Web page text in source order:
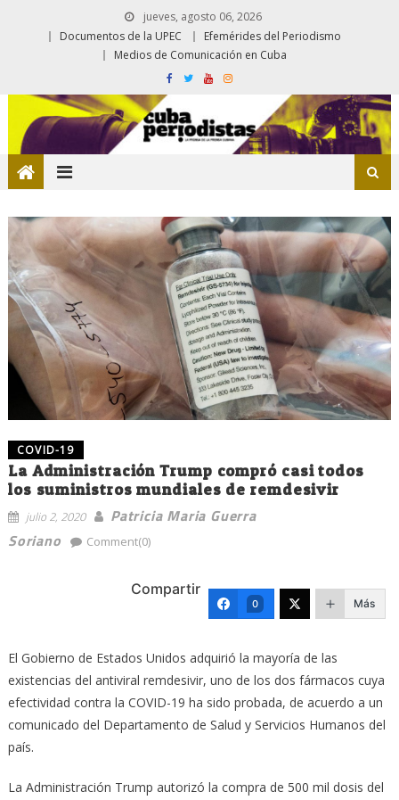
jueves, agosto 06, 2026
Documentos de la UPEC
Efemérides del Periodismo
Medios de Comunicación en Cuba
COVID-19
La Administración Trump compró casi todos
los suministros mundiales de remdesivir
julio 2, 2020
Patricia Maria Guerra
Soriano
Comment(0)
Compartir
0 Más
El Gobierno de Estados Unidos adquirió la mayoría de las
existencias del antiviral remdesivir, uno de los dos fármacos cuya
efectividad contra la COVID-19 ha sido probada, de acuerdo a un
comunicado del Departamento de Salud y Servicios Humanos del
país.
La Administración Trump autorizó la compra de 500 mil dosis del